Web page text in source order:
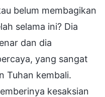
belum membagikan
selama ini? Dia
dan dia
yang sangat
Tuhan kembali.
kesaksian